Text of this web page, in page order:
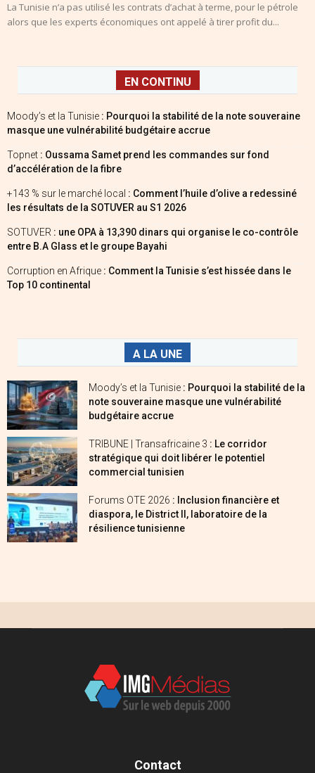
La Tunisie n’a pas utilisé les contrats d’achat à terme, pour le pétrole
alors que les experts économiques ont appelé à tirer profit du...
EN CONTINU
Moody’s et la Tunisie : Pourquoi la stabilité de la note souveraine
masque une vulnérabilité budgétaire accrue
Topnet : Oussama Samet prend les commandes sur fond
d’accélération de la fibre
+143 % sur le marché local : Comment l’huile d’olive a redessiné
les résultats de la SOTUVER au S1 2026
SOTUVER : une OPA à 13,390 dinars qui organise le co-contrôle
entre B.A Glass et le groupe Bayahi
Corruption en Afrique : Comment la Tunisie s’est hissée dans le
Top 10 continental
A LA UNE
Moody’s et la Tunisie : Pourquoi la stabilité de la
note souveraine masque une vulnérabilité
budgétaire accrue
TRIBUNE | Transafricaine 3 : Le corridor
stratégique qui doit libérer le potentiel
commercial tunisien
Forums OTE 2026 : Inclusion financière et
diaspora, le District II, laboratoire de la
résilience tunisienne
Contact